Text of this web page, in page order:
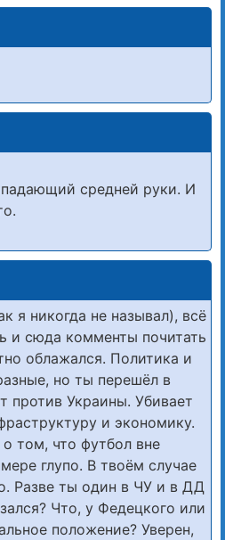
средней руки. И
я никогда не называл), всё
и сюда комменты почитать
облажался. Политика и
но ты перешёл в
против Украины. Убивает
и экономику.
о том, что футбол вне
глупо. В твоём случае
Разве ты один в ЧУ и в ДД
Что, у Федецкого или
положение? Уверен,